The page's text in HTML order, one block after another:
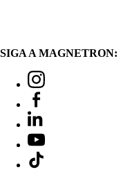
SIGA A MAGNETRON: